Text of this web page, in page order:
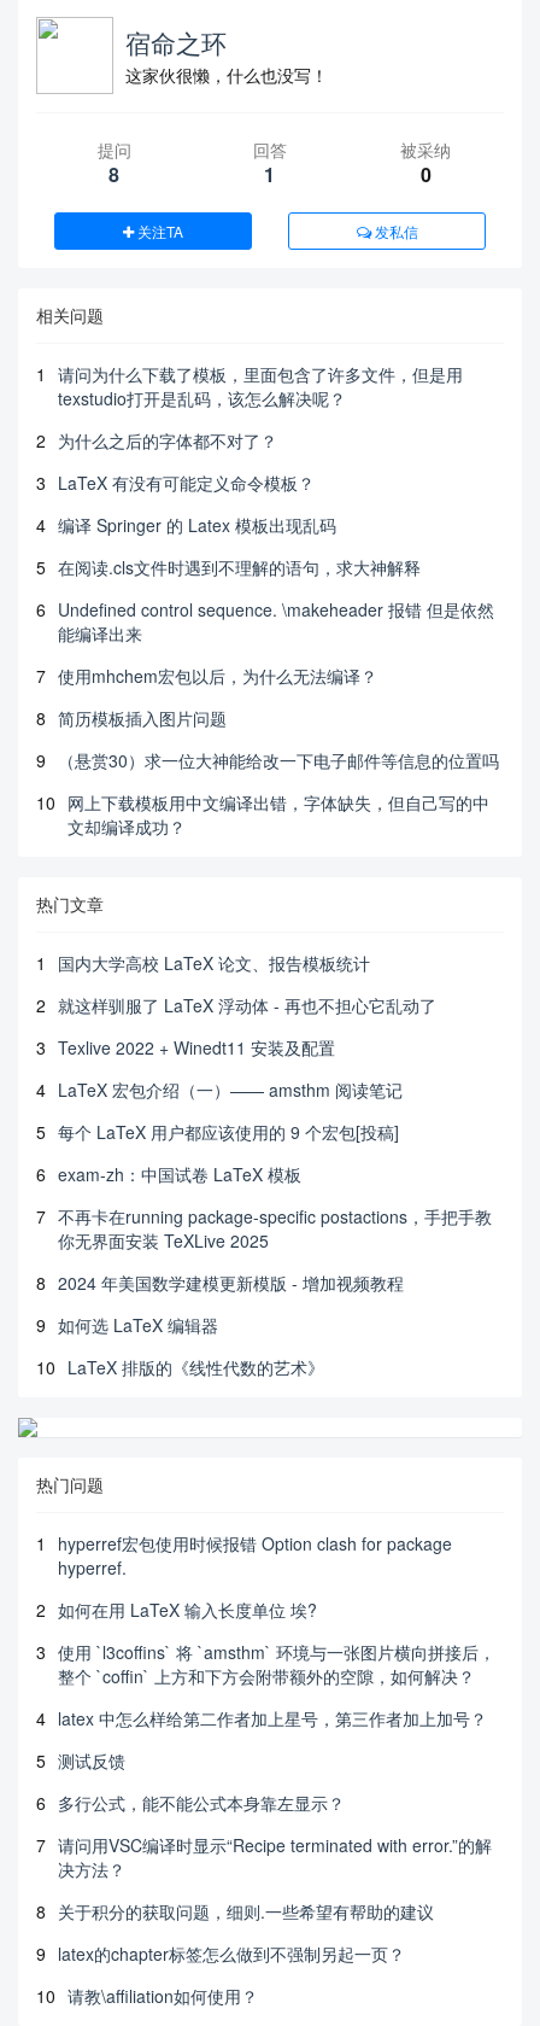
宿命之环
这家伙很懒，什么也没写！
提问
8
回答
1
被采纳
0
关注TA 发私信
相关问题
1
请问为什么下载了模板，里面包含了许多文件，但是用
texstudio打开是乱码，该怎么解决呢？
2 为什么之后的字体都不对了？
3 LaTeX 有没有可能定义命令模板？
4 编译 Springer 的 Latex 模板出现乱码
5 在阅读.cls文件时遇到不理解的语句，求大神解释
6 Undefined control sequence. \makeheader 报错 但是依然
能编译出来
7 使用mhchem宏包以后，为什么无法编译？
8 简历模板插入图片问题
9
（悬赏30）求一位大神能给改一下电子邮件等信息的位置吗
10 网上下载模板用中文编译出错，字体缺失，但自己写的中
文却编译成功？
热门文章
1
国内大学高校 LaTeX 论文、报告模板统计
2 就这样驯服了 LaTeX 浮动体 - 再也不担心它乱动了
3 Texlive 2022 + Winedt11 安装及配置
4 LaTeX 宏包介绍（一）—— amsthm 阅读笔记
5 每个 LaTeX 用户都应该使用的 9 个宏包[投稿]
6 exam-zh：中国试卷 LaTeX 模板
7 不再卡在running package-specific postactions，手把手教
你无界面安装 TeXLive 2025
8 2024 年美国数学建模更新模版 - 增加视频教程
9 如何选 LaTeX 编辑器
10 LaTeX 排版的《线性代数的艺术》
热门问题
1
hyperref宏包使用时候报错 Option clash for package
hyperref.
2 如何在用 LaTeX 输入长度单位 埃?
3 使用 `l3coffins` 将 `amsthm` 环境与一张图片横向拼接后，
整个 `coffin` 上方和下方会附带额外的空隙，如何解决？
4 latex 中怎么样给第二作者加上星号，第三作者加上加号？
5 测试反馈
6 多行公式，能不能公式本身靠左显示？
7 请问用VSC编译时显示“Recipe terminated with error.”的解
决方法？
8 关于积分的获取问题，细则.一些希望有帮助的建议
9 latex的chapter标签怎么做到不强制另起一页？
10 请教\affiliation如何使用？